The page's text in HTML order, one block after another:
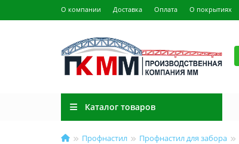
О компании Доставка Оплата О покрытиях
Каталог товаров
Профнастил Профнастил для забора